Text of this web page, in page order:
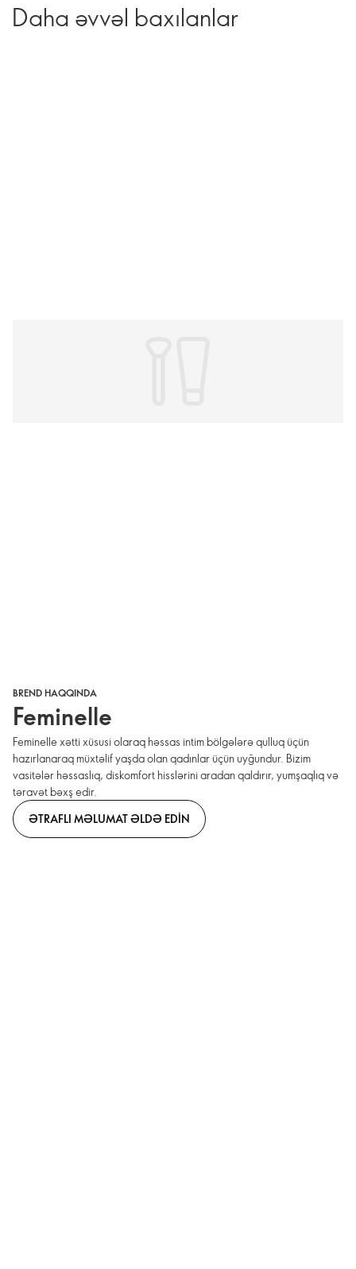
Daha əvvəl baxılanlar
BREND HAQQINDA
Feminelle
Feminelle xətti xüsusi olaraq həssas intim bölgələrə qulluq üçün
hazırlanaraq müxtəlif yaşda olan qadınlar üçün uyğundur. Bizim
vasitələr həssaslıq, diskomfort hisslərini aradan qaldırır, yumşaqlıq və
təravət bəxş edir.
ƏTRAFLI MƏLUMAT ƏLDƏ EDIN